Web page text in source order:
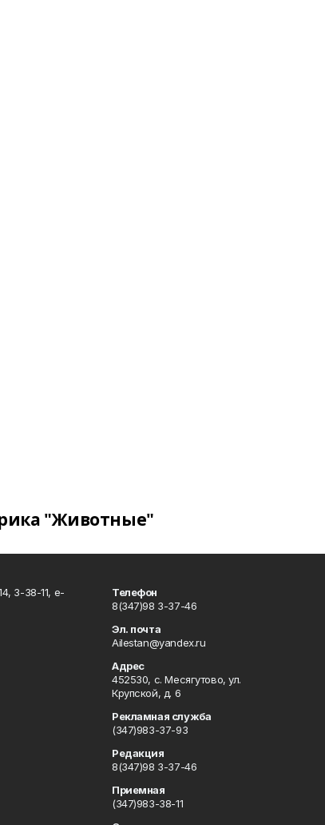
"Животные"
3-38-11, e-
Телефон
8(347)98 3-37-46
Эл. почта
Ailestan@yandex.ru
Адрес
452530, с. Месягутово, ул.
Крупской, д. 6
Рекламная служба
(347)983-37-93
Редакция
8(347)98 3-37-46
Приемная
(347)983-38-11